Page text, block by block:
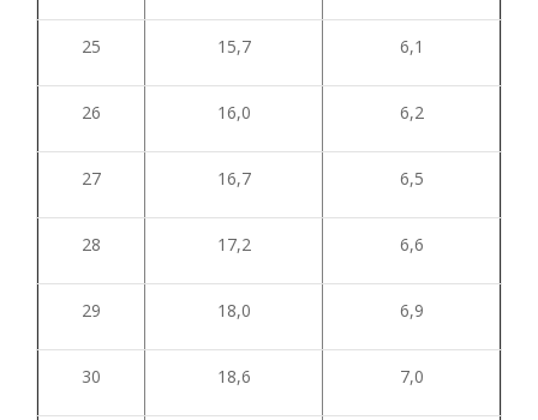
25 15,7 6,1
26 16,0 6,2
27 16,7 6,5
28 17,2 6,6
29 18,0 6,9
30 18,6 7,0